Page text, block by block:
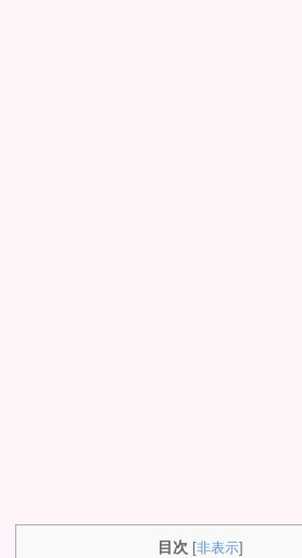
目次 [非表示]